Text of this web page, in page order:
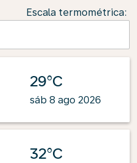
Escala termométrica:
29°C
sáb 8 ago 2026
32°C